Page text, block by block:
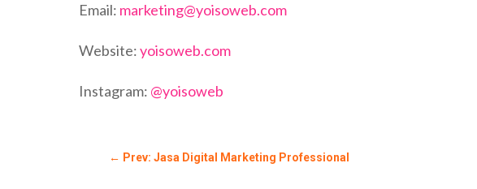
Email: marketing@yoisoweb.com
Website:yoisoweb.com
Instagram: @yoisoweb
← Prev: Jasa Digital Marketing Professional